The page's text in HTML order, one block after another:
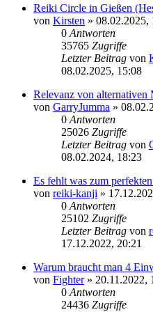
Reiki Circle in Gießen
von Kirsten » 08.02.2025,
0 Antworten
35765 Zugriffe
Letzter Beitrag von
08.02.2025, 15:08
Relevanz von alternativen
von GarryJumma »
0 Antworten
25026 Zugriffe
Letzter Beitrag von
08.02.2024, 18:23
Es fehlt was zum
von reiki-kanji »
0 Antworten
25102 Zugriffe
Letzter Beitrag von
17.12.2022, 20:21
Warum braucht man 4
von Fighter» 20.11.2022,
0 Antworten
24436 Zugriffe